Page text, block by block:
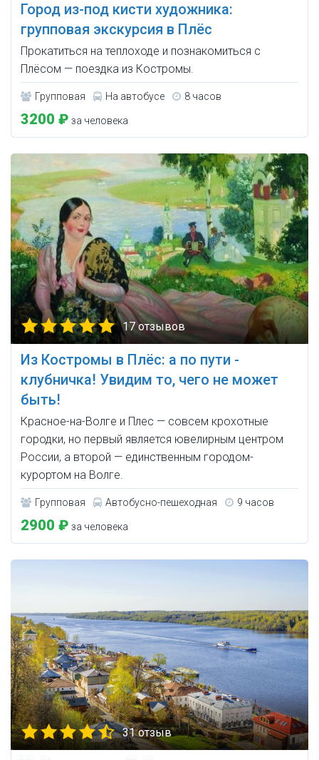
Город из-под кисти художника:
групповая экскурсия в Плёс
Прокатиться на теплоходе и познакомиться с
Плёсом — поездка из Костромы.
Групповая На автобусе 8 часов
3200 ₽ за человека
17 отзывов
Из Костромы в Плёс: а по пути -
клубничка! Увидим то, чего не может
быть!
Красное-на-Волге и Плес — совсем крохотные
городки, но первый является ювелирным центром
России, а второй — единственным городом-
курортом на Волге.
Групповая Автобусно-пешеходная 9 часов
2900 ₽ за человека
31 отзыв